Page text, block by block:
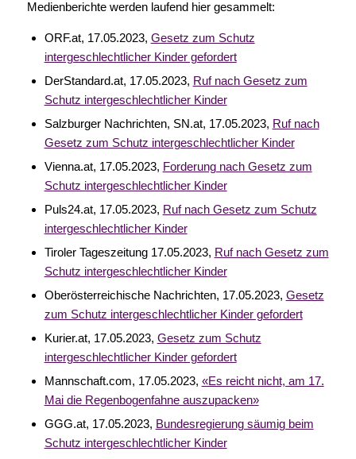
Medienberichte werden laufend hier gesammelt:
ORF.at, 17.05.2023, Gesetz zum Schutz
intergeschlechtlicher Kinder gefordert
DerStandard.at, 17.05.2023, Ruf nach Gesetz zum
Schutz intergeschlechtlicher Kinder
Salzburger Nachrichten, SN.at, 17.05.2023, Ruf nach
Gesetz zum Schutz intergeschlechtlicher Kinder
Vienna.at, 17.05.2023, Forderung nach Gesetz zum
Schutz intergeschlechtlicher Kinder
Puls24.at, 17.05.2023, Ruf nach Gesetz zum Schutz
intergeschlechtlicher Kinder
Tiroler Tageszeitung 17.05.2023, Ruf nach Gesetz zum
Schutz intergeschlechtlicher Kinder
Oberösterreichische Nachrichten, 17.05.2023, Gesetz
zum Schutz intergeschlechtlicher Kinder gefordert
Kurier.at, 17.05.2023, Gesetz zum Schutz
intergeschlechtlicher Kinder gefordert
Mannschaft.com, 17.05.2023, «Es reicht nicht, am 17.
Mai die Regenbogenfahne auszupacken»
GGG.at, 17.05.2023, Bundesregierung säumig beim
Schutz intergeschlechtlicher Kinder